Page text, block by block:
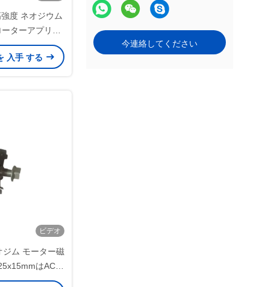
今連絡してください
度 ネオジウム
ターアプリケ
カスタマイズ可
イズ
入手 する
ビデオ
ジム モーター磁
はAC自
との自由エネル